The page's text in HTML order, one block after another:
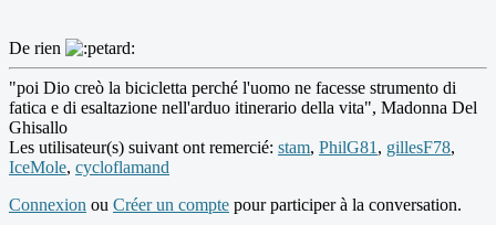
De rien
"poi Dio creò la bicicletta perché l'uomo ne facesse strumento di
fatica e di esaltazione nell'arduo itinerario della vita", Madonna Del
Ghisallo
Les utilisateur(s) suivant ont remercié: stam, PhilG81 , gillesF78,
IceMole, cycloflamand
Connexion ou Créer un compte pour participer à la conversation.